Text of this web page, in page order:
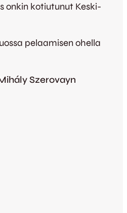
onkin kotiutunut Keski-
pelaamisen ohella
Szerovayn